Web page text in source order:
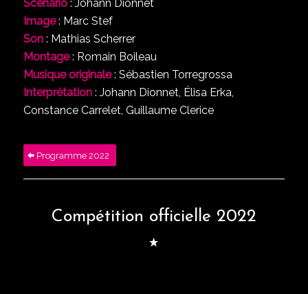
Scénario: Johann Dionnet
Image: Marc Stef
Son: Mathias Scherrer
Montage: Romain Boileau
Musique originale: Sébastien Torregrossa
Interprétation: Johann Dionnet, Élisa Erka,
Constance Carrelet, Guillaume Clerice
Programme 2022
Compétition officielle 2022